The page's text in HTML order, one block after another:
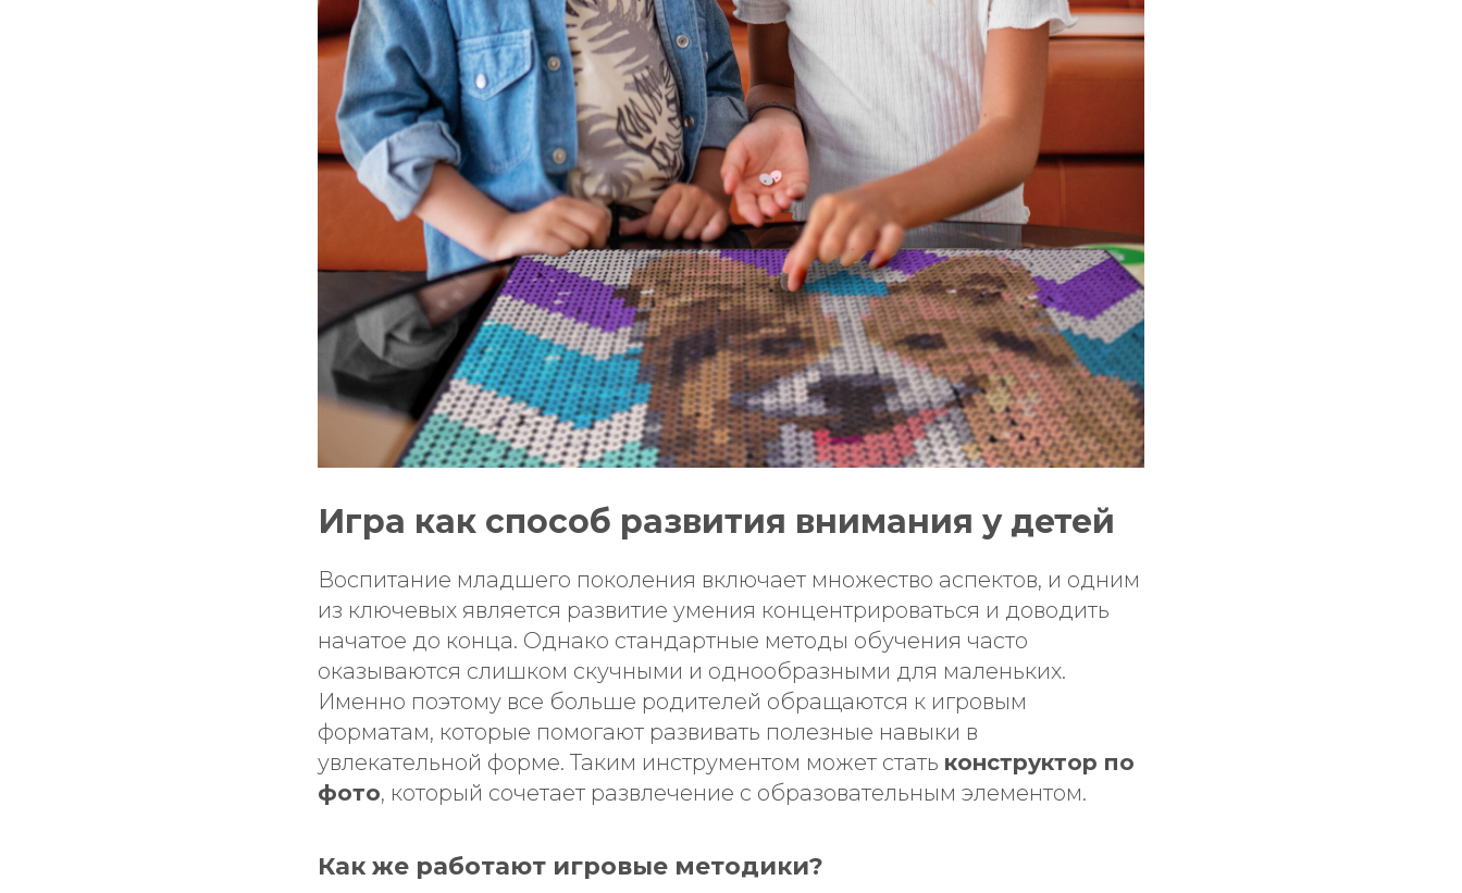
Игра как способ развития внимания у детей
Воспитание младшего поколения включает множество аспектов, и одним
из ключевых является развитие умения концентрироваться и доводить
начатое до конца. Однако стандартные методы обучения часто
оказываются слишком скучными и однообразными для маленьких.
Именно поэтому все больше родителей обращаются к игровым
форматам, которые помогают развивать полезные навыки в
увлекательной форме. Таким инструментом может стать конструктор по
фото, который сочетает развлечение с образовательным элементом.
Как же работают игровые методики?